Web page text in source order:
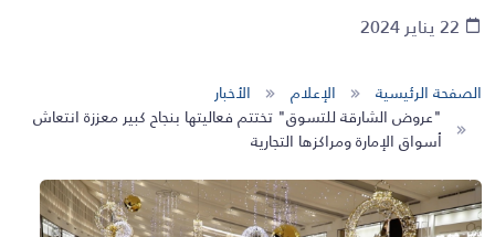
الصفحة الرئيسية الإعلام
الأخبار
"عروض الشارقة للتسوق" تختتم فعاليتها بنجاح كبير معززة انتعاش
أسواق الإمارة ومراكزها التجارية